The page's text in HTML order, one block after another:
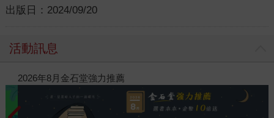
出版日： 2024/09/20
活動訊息
讀漫遊錄-2026上半年暢銷榜